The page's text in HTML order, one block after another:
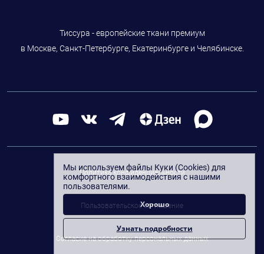
Тиссура - европейские ткани премиум
в Москве, Санкт-Петербурге, Екатеринбурге и Челябинске.
Политика конфиденциальности
Пользовательское соглашение
Согласие на обработку персональных данных
Мы используем файлы Куки (Cookies) для
комфортного взаимодействия с нашими
пользователями.
Хорошо
Узнать подробности